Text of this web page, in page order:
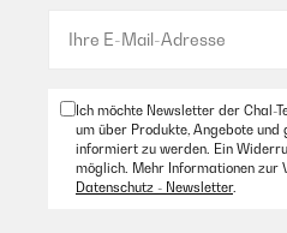
Ich möchte Newsletter der Chal-
um über Produkte, Angebote
informiert zu werden. Ein
möglich. Mehr Informationen zur
Datenschutz - Newsletter.